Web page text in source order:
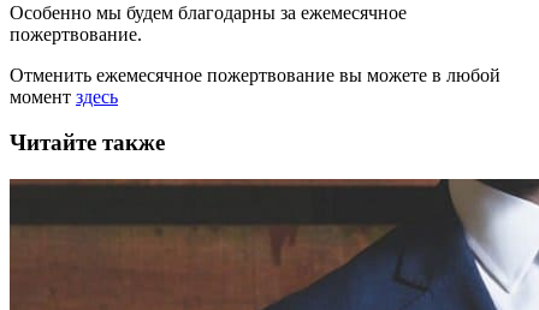
Особенно мы будем благодарны за ежемесячное
пожертвование.
Отменить ежемесячное пожертвование вы можете в любой
момент здесь
Читайте также